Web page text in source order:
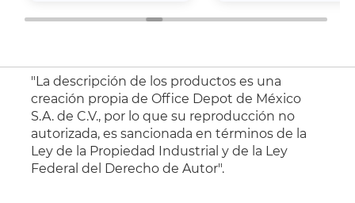
"La descripción de los productos es una
creación propia de Office Depot de México
S.A. de C.V., por lo que su reproducción no
autorizada, es sancionada en términos de la
Ley de la Propiedad Industrial y de la Ley
Federal del Derecho de Autor".